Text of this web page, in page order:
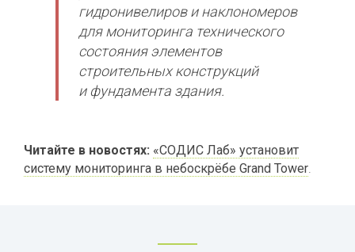
гидронивелиров и наклономеров
для мониторинга технического
состояния элементов
строительных конструкций
и фундамента здания.
Читайте в новостях: «СОДИС Лаб» установит
систему мониторинга в небоскрёбе Grand Tower.